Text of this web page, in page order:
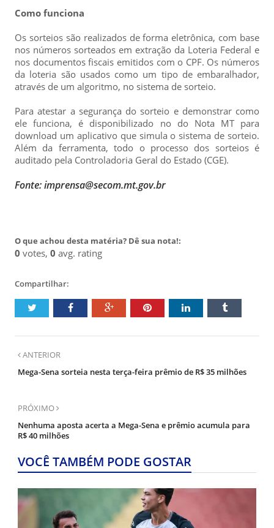
Como funciona
Os sorteios são realizados de forma eletrônica, com base
nos números sorteados em extração da Loteria Federal e
nos documentos fiscais emitidos com o CPF. Os números
da loteria são usados como um tipo de embaralhador,
através de um algoritmo, no sistema de sorteio.
Para atestar a segurança do sorteio e demonstrar como
ele funciona, é disponibilizado no do Nota MT para
download um aplicativo que simula o sistema de sorteio.
Além da ferramenta, todo o processo dos sorteios é
auditado pela Controladoria Geral do Estado (CGE).
Fonte: imprensa@secom.mt.gov.br
O que achou desta matéria? Dê sua nota!:
0 votes, 0 avg. rating
Compartilhar:
ANTERIOR
Mega-Sena sorteia nesta terça-feira prêmio de R$ 35 milhões
PRÓXIMO
Nenhuma aposta acerta a Mega-Sena e prêmio acumula para
R$ 40 milhões
VOCÊ TAMBÉM PODE GOSTAR